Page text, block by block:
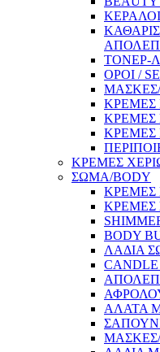
ΤΟΝΕΡ-
ΟΡΟΙ /
ΜΑΣΚΕΣ/
ΚΡΕΜΕΣ
ΚΡΕΜΕΣ
ΚΡΕΜΕΣ
ΚΡΕΜΕΣ
ΣΩΜΑ/BODY
ΚΡΕΜΕΣ
ΚΡΕΜΕΣ
BODY
ΛΑΔΙΑ
CANDLE
ΑΛΑΤΑ
ΜΑΣΚΕΣ/